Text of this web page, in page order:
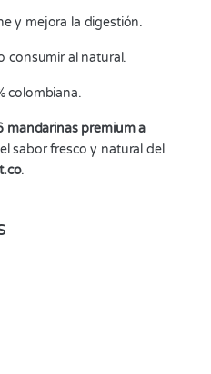
y mejora la digestión.
consumir al natural.
colombiana.
mandarinas premium a
sabor fresco y natural del
.